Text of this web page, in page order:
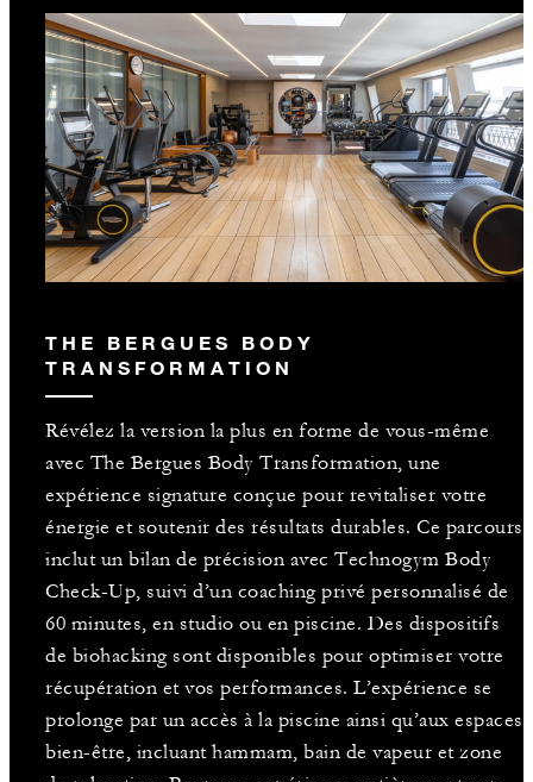
THE BERGUES BODY
TRANSFORMATION
Révélez la version la plus en forme de vous-même
avec The Bergues Body Transformation, une
expérience signature conçue pour revitaliser votre
énergie et soutenir des résultats durables. Ce parcours
inclut un bilan de précision avec Technogym Body
Check-Up, suivi d’un coaching privé personnalisé de
60 minutes, en studio ou en piscine. Des dispositifs
de biohacking sont disponibles pour optimiser votre
récupération et vos performances. L’expérience se
prolonge par un accès à la piscine ainsi qu’aux espaces
bien-être, incluant hammam, bain de vapeur et zone